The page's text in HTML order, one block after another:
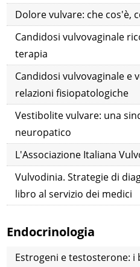
Dolore vulvare: che cos'è,
Candidosi vulvovaginale
terapia
Candidosi vulvovaginale e
relazioni fisiopatologiche
Vestibolite vulvare: una
neuropatico
L'Associazione Italiana
Vulvodinia. Strategie di
libro al servizio dei medici
Endocrinologia
Estrogeni e testosterone: i